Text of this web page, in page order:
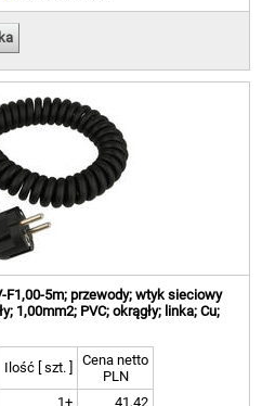
F1,00-5m; przewody; wtyk sieciowy
1,00mm2; PVC; okrągły; linka; Cu;
Ilość [ szt. ]
Cena netto
PLN
1+
41,42